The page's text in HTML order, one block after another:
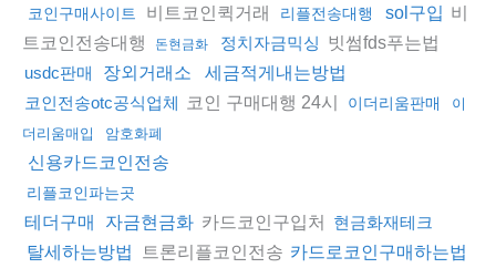
코인구매사이트 비트코인퀵거래 리플전송대행 sol구입 비
트코인전송대행
돈현금화 정치자금믹싱 빗썸fds푸는법
usdc판매 장외거래소
세금적게내는방법
코인전송otc공식업체 코인 구매대행 24시 이더리움판매
이
더리움매입
암호화폐
신용카드코인전송
리플코인파는곳
테더구매 자금현금화 카드코인구입처 현금화재테크
탈세하는방법
트론리플코인전송 카드로코인구매하는법